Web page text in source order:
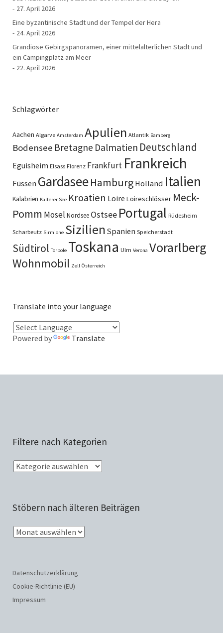
27. April 2026
Eine byzantinische Stadt und der Tempel der Hera
24. April 2026
Grandiose Gebirgspanoramen, einer mittelalterlichen Stadt und
ein Campingplatz am Meer
22. April 2026
Schlagwörter
Aachen Algarve Amsterdam Apulien Atlantik Bamberg
Bodensee Bretagne Dalmatien Deutschland
Eguisheim Elsass Florenz Frankfurt Frankreich
Füssen GardaseeHamburg Holland Italien
Kalabrien Kalterer See Kroatien Loire Loireschlösser Meck-
Pomm Mosel Nordsee Ostsee Portugal Rüdesheim
Scharbeutz Sirmione Sizilien Spanien Speicherstadt
Südtirol Torbole Toskana Ulm Verona Vorarlberg
Wohnmobil Zell Österreich
Translate into your language
Powered by Translate
Filtere nach Kategorien
Stöbern nach älteren Beiträgen
Datenschutzerklärung
Cookie-Richtlinie (EU)
Impressum